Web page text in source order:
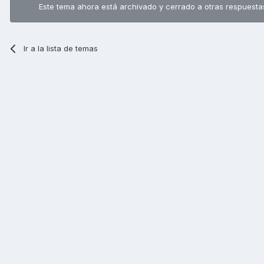
Este tema ahora está archivado y cerrado a otras
Ir a la lista de temas